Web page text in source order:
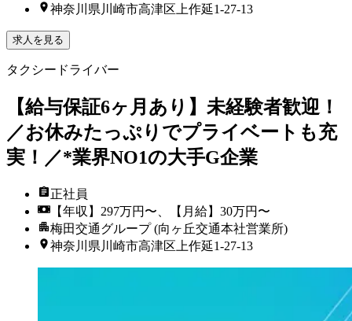
神奈川県川崎市高津区上作延1-27-13
求人を見る
タクシードライバー
【給与保証6ヶ月あり】未経験者歓迎！
／お休みたっぷりでプライベートも充
実！／*業界NO1の大手G企業
正社員
【年収】297万円〜、【月給】30万円〜
梅田交通グループ (向ヶ丘交通本社営業所)
神奈川県川崎市高津区上作延1-27-13